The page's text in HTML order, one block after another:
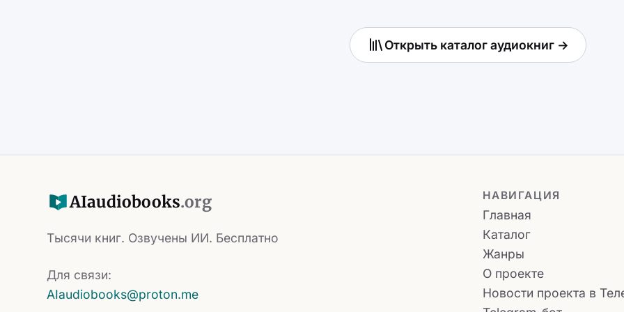
Открыть каталог аудиокниг →
AIaudiobooks.org
Тысячи книг. Озвучены ИИ. Бесплатно
Для связи:
AIaudiobooks@proton.me
НАВИГАЦИЯ
Главная
Каталог
Жанры
О проекте
Новости проекта в